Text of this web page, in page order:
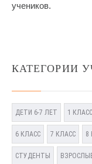
учеников.
КАТЕГОРИИ
ДЕТИ 6-7 ЛЕТ 1 КЛАСС
6 КЛАСС 7 КЛАСС 8
СТУДЕНТЫ